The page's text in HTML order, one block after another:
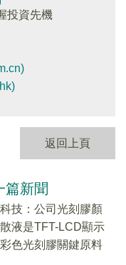
投資先機
返回上頁
篇新聞
技：公司光刻膠顏
液是TFT-LCD顯示
色光刻膠關鍵原料